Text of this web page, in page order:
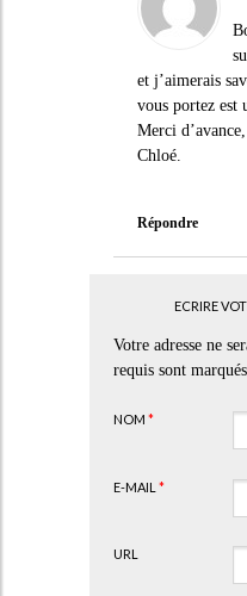
et j’aimerais
vous portez
Merci d’avance,
Chloé.
Répondre
ECRIRE
Votre adresse ne
requis sont
NOM *
E-MAIL *
URL